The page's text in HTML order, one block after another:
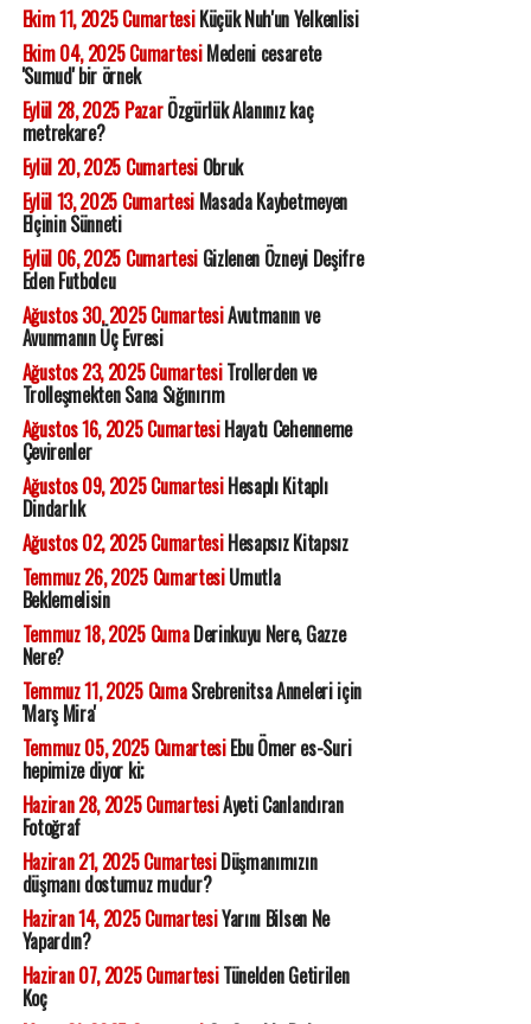
Ekim 11, 2025 CumartesiKüçük Nuh'un Yelkenlisi
Ekim 04, 2025 CumartesiMedeni cesarete
'Sumud' bir örnek
Eylül 28, 2025 PazarÖzgürlük Alanınız kaç
metrekare?
Eylül 20, 2025 CumartesiObruk
Eylül 13, 2025 CumartesiMasada Kaybetmeyen
Elçinin Sünneti
Eylül 06, 2025 CumartesiGizlenen Özneyi Deşifre
Eden Futbolcu
Ağustos 30, 2025 CumartesiAvutmanın ve
Avunmanın Üç Evresi
Ağustos 23, 2025 CumartesiTrollerden ve
Trolleşmekten Sana Sığınırım
Ağustos 16, 2025 CumartesiHayatı Cehenneme
Çevirenler
Ağustos 09, 2025 CumartesiHesaplı Kitaplı
Dindarlık
Ağustos 02, 2025 CumartesiHesapsız Kitapsız
Temmuz 26, 2025 CumartesiUmutla
Beklemelisin
Temmuz 18, 2025 CumaDerinkuyu Nere, Gazze
Nere?
Temmuz 11, 2025 CumaSrebrenitsa Anneleri için
'Marş Mira'
Temmuz 05, 2025 CumartesiEbu Ömer es-Suri
hepimize diyor ki;
Haziran 28, 2025 CumartesiAyeti Canlandıran
Fotoğraf
Haziran 21, 2025 CumartesiDüşmanımızın
düşmanı dostumuz mudur?
Haziran 14, 2025 CumartesiYarını Bilsen Ne
Yapardın?
Haziran 07, 2025 CumartesiTünelden Getirilen
Koç